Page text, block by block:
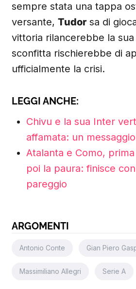
sempre stata una tappa
versante, Tudor sa di
vittoria rilancerebbe la
sconfitta rischierebbe di
ufficialmente la crisi.
LEGGI ANCHE:
Chivu e la sua Inter
affamata: un
Atalanta e Como,
poi la paura: finisce
pareggio
ARGOMENTI
Antonio Conte Gian Piero
Massimiliano Allegri Serie A